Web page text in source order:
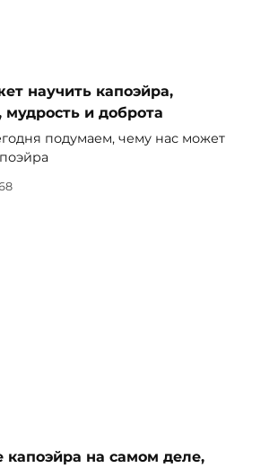
научить капоэйра,
и доброта
подумаем, чему нас может
капоэйра на самом деле,